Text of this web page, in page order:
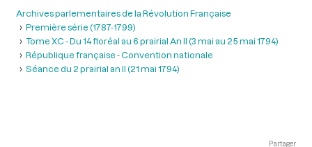
Archives parlementaires de la Révolution Française
Première série (1787-1799)
Tome XC - Du 14 floréal au 6 prairial An II (3 mai au 25 mai 1794)
République française - Convention nationale
Séance du 2 prairial an II (21 mai 1794)
Partager